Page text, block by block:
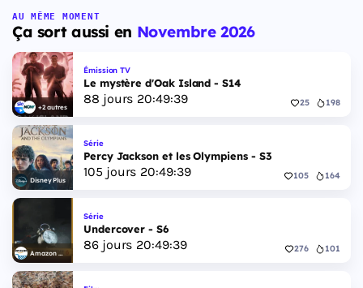
AU MÊME MOMENT
Ça sort aussi en Novembre 2026
+2 autres
Émission TV
Le mystère d'Oak Island - S14
88 jours 20:49:38 25 198
Disney Plus
Série
Percy Jackson et les Olympiens - S3
105 jours 20:49:38 105 164
Amazon Video
Série
Undercover - S6
86jours 20:49:38 276 101